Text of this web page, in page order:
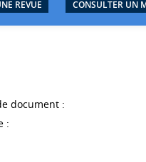
REVUE CONSULTER UN
document :
: